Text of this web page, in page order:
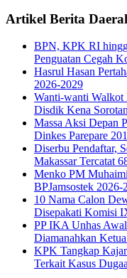
Artikel Berita
BPN, KPK RI
Penguatan Cegah
Hasrul Hasan
2026-2029
Wanti-wanti Walkot
Disdik Kena
Massa Aksi Depan
Dinkes Parepare
Diserbu Pendaftar,
Makassar Tercatat
Menko PM
BPJamsostek 2026-
10 Nama Calon
Disepakati Komisi
PP IKA Unhas
Diamanahkan
KPK Tangkap
Terkait Kasus